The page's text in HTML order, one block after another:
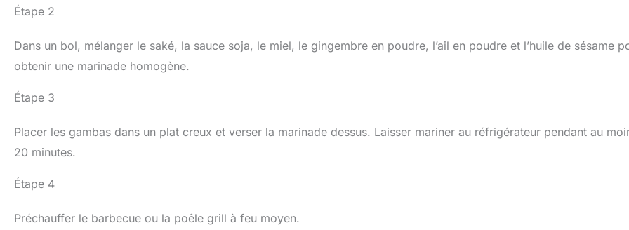
Étape 2
Dans un bol, mélanger le saké, la sauce soja, le miel, le gingembre en poudre, l’ail en poudre et l’huile de sésame
obtenir une marinade homogène.
Étape 3
Placer les gambas dans un plat creux et verser la marinade dessus. Laisser mariner au réfrigérateur pendant au
20 minutes.
Étape 4
Préchauffer le barbecue ou la poêle grill à feu moyen.